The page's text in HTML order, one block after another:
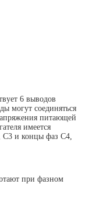
6 выводов
могут соединяться
питающей
имеется
С3 и концы фаз С4,
при фазном